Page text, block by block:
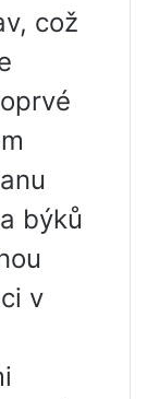
což
býků
v